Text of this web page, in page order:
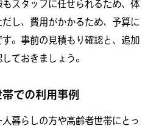
スタッフに任せられるため、体
し、費用がかかるため、予算に
。事前の見積もり確認と、追加
ておきましょう。
での利用事例
暮らしの方や高齢者世帯にとっ